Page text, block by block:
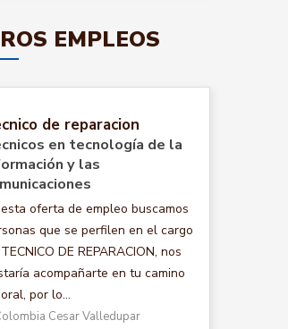
EMPLEOS
de reparacion
en tecnología de la
y las
oferta de empleo buscamos
que se perfilen en el cargo
DE REPARACION, nos
acompañarte en tu camino
por lo...
Cesar Valledupar